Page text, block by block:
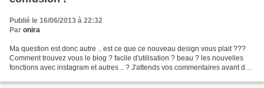
Publié le 16/06/2013 à 22:32
Par onira
Ma question est donc autre .. est ce que ce nouveau design vous plait ???
Comment trouvez vous le blog ? facile d'utilisation ? beau ? les nouvelles
fonctions avec instagram et autres .. ? J'attends vos commentaires avant de